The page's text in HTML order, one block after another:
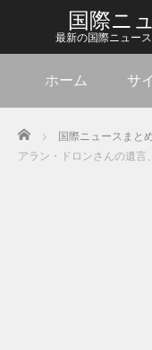
国際ニ
最新の国際ニュー
ホーム サ
Home 国際ニュースまと
アラン・ドロンさんの遺言